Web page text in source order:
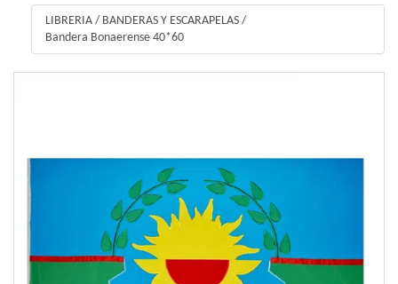
LIBRERIA / BANDERAS Y ESCARAPELAS /
Bandera Bonaerense 40*60